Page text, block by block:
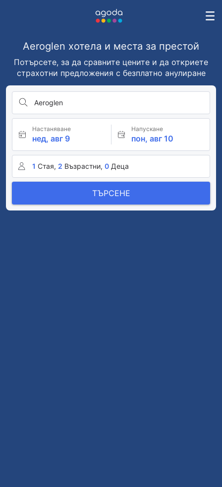
Aeroglen хотела и места за престой
Потърсете, за да сравните цените и да откриете
страхотни предложения с безплатно анулиране
Aeroglen
Настаняване
нед, авг 9
Напускане
пон, авг 10
1 Стая, 2 Възрастни, 0 Деца
ТЪРСЕНЕ